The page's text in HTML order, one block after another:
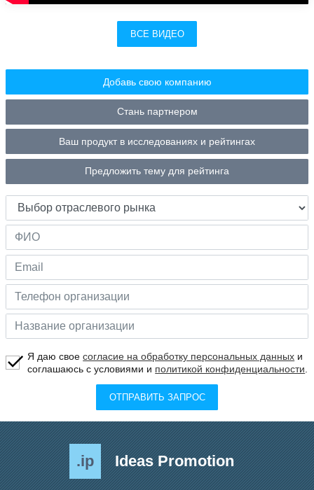
ВСЕ ВИДЕО
Добавь свою компанию
Стань партнером
Ваш продукт в исследованиях и рейтингах
Предложить тему для рейтинга
Я даю своесогласие на обработку персональных данных и
соглашаюсь с условиями и политикой конфиденциальности.
ОТПРАВИТЬ ЗАПРОС
.ip Ideas Promotion